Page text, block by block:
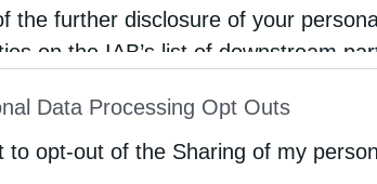
the further disclosure of your
on the IAB’s list of downstream
of Downstream Participantsthat may
parties.
Data Processing Opt Outs
to opt-out of the Sharing of my